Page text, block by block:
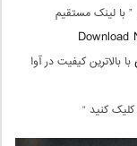
” با لینک مستقیم
Download
با بالاترین کیفیت در آوا
کنید “